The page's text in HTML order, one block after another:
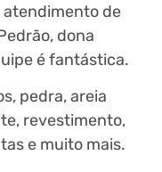
atendimento de
dona
é fantástica.
pedra, areia
revestimento,
e muito mais.